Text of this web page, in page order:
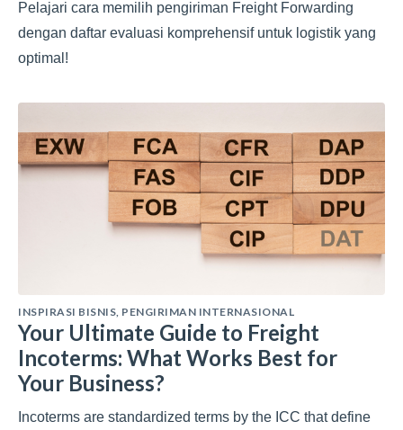
Pelajari cara memilih pengiriman Freight Forwarding
dengan daftar evaluasi komprehensif untuk logistik yang
optimal!
INSPIRASI BISNIS, PENGIRIMAN INTERNASIONAL
Your Ultimate Guide to Freight
Incoterms: What Works Best for
Your Business?
Incoterms are standardized terms by the ICC that define